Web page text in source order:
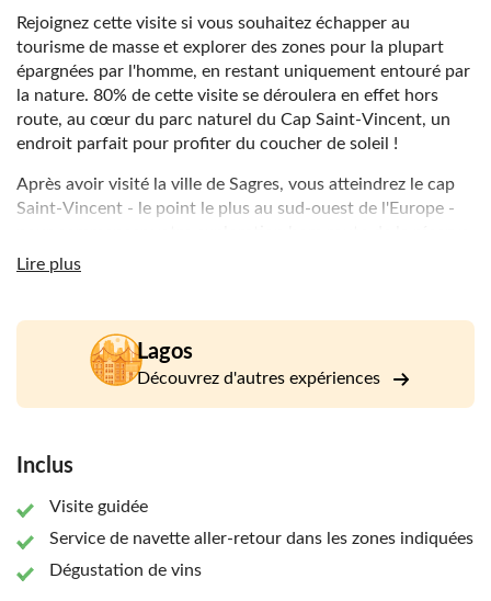
Rejoignez cette visite si vous souhaitez échapper au
tourisme de masse et explorer des zones pour la plupart
épargnées par l'homme, en restant uniquement entouré par
la nature. 80% de cette visite se déroulera en effet hors
route, au cœur du parc naturel du Cap Saint-Vincent, un
endroit parfait pour profiter du coucher de soleil !
Après avoir visité la ville de Sagres, vous atteindrez le cap
Saint-Vincent - le point le plus au sud-ouest de l'Europe -
Vous découvrirez ainsi une plage isolée au milieu du parc
vue imprenable sur l'océan Atlantique.
Enfin, tout en profitant du coucher de soleil d'en haut, vous
Lire plus
Lagos
Découvrez d'autres expériences
Inclus
Visite guidée
Service de navette aller-retour dans les zones indiquées
Dégustation de vins